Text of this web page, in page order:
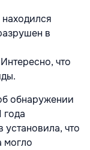
в
что
обнаружении
года
что
могло